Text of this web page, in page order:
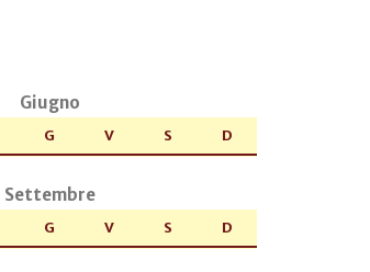
Giugno
G V S D
Settembre
G V S D